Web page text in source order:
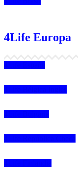
4Life Europa